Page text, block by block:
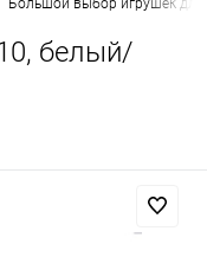
Большой выбор игрушек для
белый/